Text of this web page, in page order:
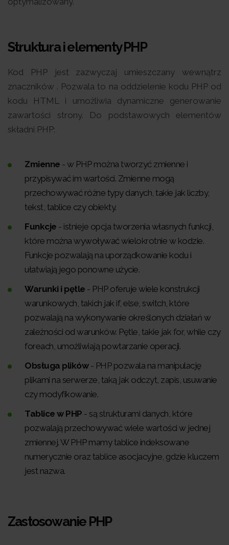
Struktura i elementy PHP
Kod PHP jest zazwyczaj umieszczany wewnątrz
znaczników . Pozwala to na oddzielenie kodu PHP od
kodu HTML i umożliwia dynamiczne generowanie
zawartości strony. Do podstawowych elementów
składni PHP:
Zmienne - w PHP można tworzyć zmienne i
przypisywać im wartości. Zmienne mogą
przechowywać różne typy danych, takie jak liczby,
tekst, tablice czy obiekty.
Funkcje - istnieje opcja tworzenia własnych funkcji,
które można wywoływać wielokrotnie w kodzie.
Funkcje pozwalają na uporządkowanie kodu i
ułatwiają jego ponowne użycie.
Warunki i pętle - PHP oferuje wiele konstrukcji
warunkowych, takich jak if, else, switch, które
pozwalają na wykonywanie określonych działań w
zależności od warunków. Pętle, takie jak for, while czy
foreach, umożliwiają powtarzanie operacji.
Obsługa plików- PHP pozwala na manipulację
plikami na serwerze, taką jak odczyt, zapis, usuwanie
czy modyfikowanie.
Tablice w PHP - są strukturami danych, które
pozwalają przechowywać wiele wartości w jednej
zmiennej. W PHP mamy tablice indeksowane
numerycznie oraz tablice asocjacyjne, gdzie kluczem
jest nazwa.
Zastosowanie PHP